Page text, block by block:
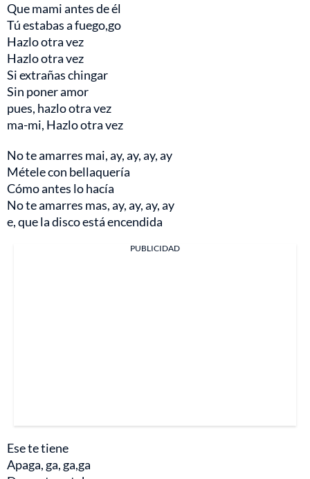
Que mami antes de él
Tú estabas a fuego,go
Hazlo otra vez
Hazlo otra vez
Si extrañas chingar
Sin poner amor
pues, hazlo otra vez
ma-mi, Hazlo otra vez
No te amarres mai, ay, ay, ay, ay
Métele con bellaquería
Cómo antes lo hacía
No te amarres mas, ay, ay, ay, ay
e, que la disco está encendida
PUBLICIDAD
Ese te tiene
Apaga, ga, ga,ga